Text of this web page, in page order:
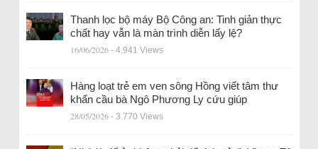
Thanh lọc bộ máy Bộ Công an: Tinh giản thực
chất hay vẫn là màn trình diễn lấy lệ?
16/06/2026 - 4.941 Views
Hàng loạt trẻ em ven sông Hồng viết tâm thư
khẩn cầu bà Ngô Phương Ly cứu giúp
28/05/2026 - 3.770 Views